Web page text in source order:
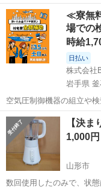
用回数は1度だけの為 状態は美品
（何も入れない状態で空回し実施） ・ブレードの
りも主観では無...
山形 鶴岡市 鶴岡
≪寮無
場での
時給
日払い
株式会社
岩手県 釜
空気圧制御機器の組立や
務！嬉しい寮費無料！ワ
内に無料駐車場あり★！《岩手県釜石市
圧制御機器（シリンダ、バ
岩手 釜石市 釜石
【決
1,000円
山形市
数回使用したのみで、状